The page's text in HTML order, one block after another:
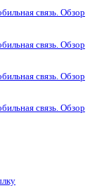
связь. Обзор
связь. Обзор
связь. Обзор
связь. Обзор